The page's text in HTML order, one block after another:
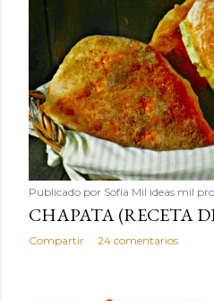
Publicado por Sofía Mil ideas mil
CHAPATA (RECETA
Compartir 24 comentarios